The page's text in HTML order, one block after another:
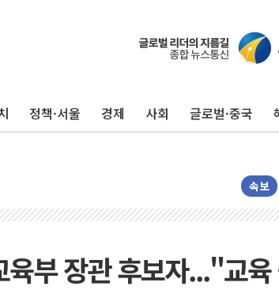
정책·서울 경제 사회 글로벌·중국
속보
부 장관 후보자..."교육